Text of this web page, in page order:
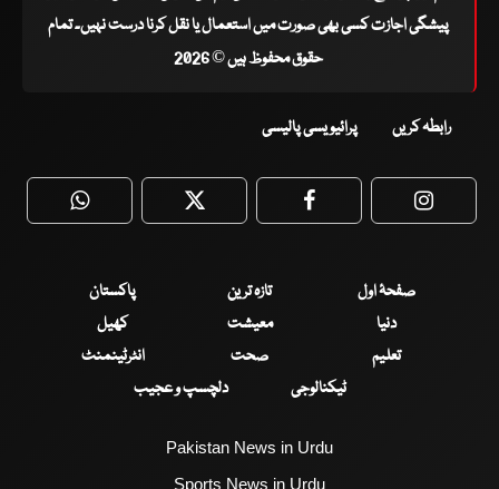
پیشگی اجازت کسی بھی صورت میں استعمال یا نقل کرنا درست نہیں۔ تمام
حقوق محفوظ ہیں © 2026
رابطہ کریں پرائیویسی پالیسی
WhatsApp Twitter Facebook
صفحۂ اول تازہ ترین
پاکستان
دنیا
معیشت
کھیل
تعلیم
صحت
انٹرٹینمنٹ
ٹیکنالوجی
دلچسپ و عجیب
Pakistan News in Urdu
Sports News in Urdu